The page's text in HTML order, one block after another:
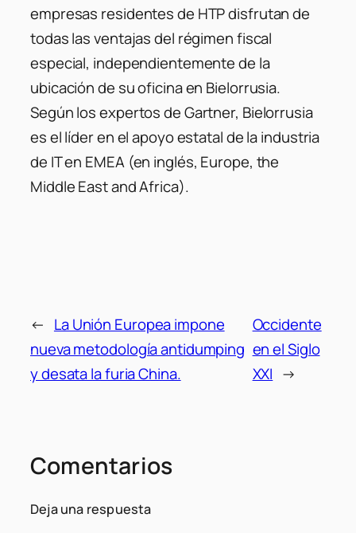
empresas residentes de HTP disfrutan de
todas las ventajas del régimen fiscal
especial, independientemente de la
ubicación de su oficina en Bielorrusia.
Según los expertos de Gartner, Bielorrusia
es el líder en el apoyo estatal de la industria
de IT en EMEA (en inglés, Europe, the
Middle East and Africa).
← La Unión Europea impone
nueva metodología antidumping
y desata la furia China.
Occidente
en el Siglo
XXI →
Comentarios
Deja una respuesta